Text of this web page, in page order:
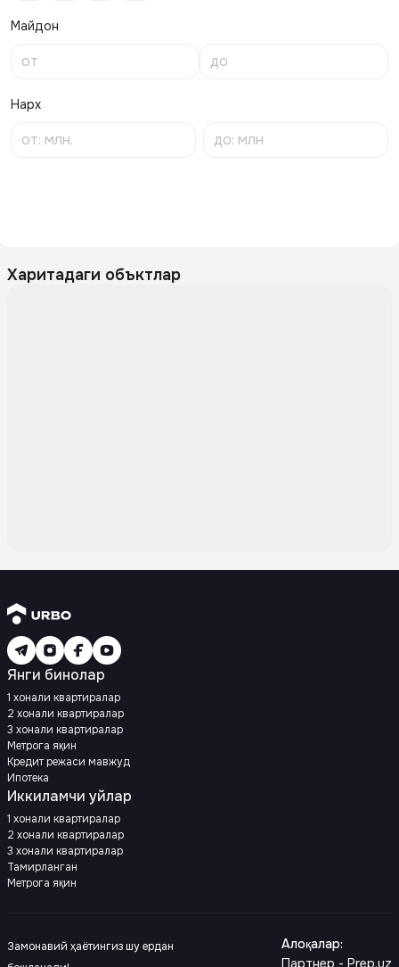
Майдон
Нарх
Харитадаги объктлар
Янги бинолар
1 хонали квартиралар
2 хонали квартиралар
3 хонали квартиралар
Метрога яқин
Кредит режаси мавжуд
Ипотека
Иккиламчи уйлар
1 хонали квартиралар
2 хонали квартиралар
3 хонали квартиралар
Тамирланган
Метрога яқин
Замонавий ҳаётингиз шу ердан
Алоқалар:
Партнер - Prep.uz